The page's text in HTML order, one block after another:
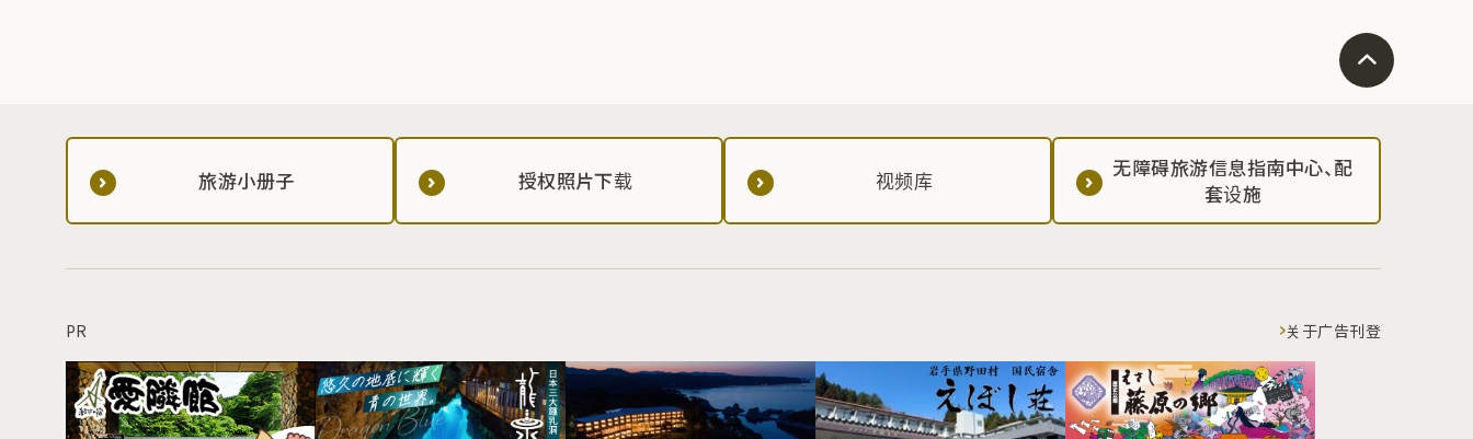
旅游小册子 授权照片下载 视频库
无障碍旅游信息指南中心、配
套设施
PR 关于广告刊登